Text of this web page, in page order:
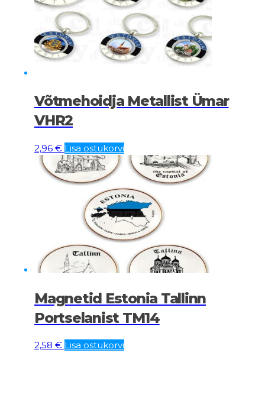
Võtmehoidja Metallist Ümar
VHR2
2,96 € Lisa ostukorvi
Magnetid Estonia Tallinn
Portselanist TM14
2,58 € Lisa ostukorvi